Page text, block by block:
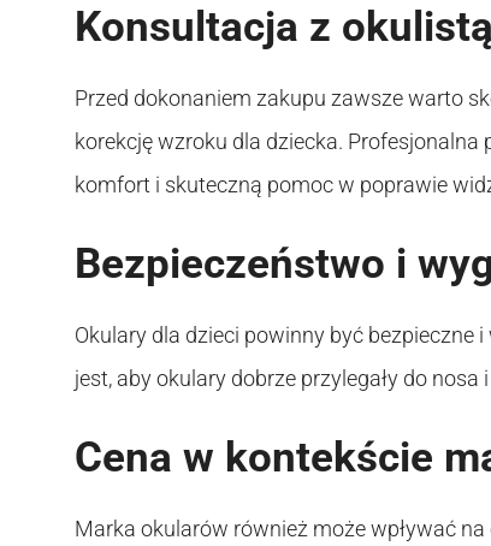
Konsultacja z okulistą
Przed dokonaniem zakupu zawsze warto
korekcję wzroku dla dziecka.
komfort i skuteczną pomoc w poprawie
Bezpieczeństwo i
Okulary dla dzieci powinny być bezpieczne
jest, aby okulary dobrze przylegały do
Cena w kontekście
Marka okularów również może wpływać